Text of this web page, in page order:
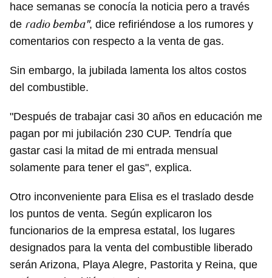
hace semanas se conocía la noticia pero a través
de radio bemba", dice refiriéndose a los rumores y
comentarios con respecto a la venta de gas.
Sin embargo, la jubilada lamenta los altos costos
del combustible.
"Después de trabajar casi 30 años en educación me
pagan por mi jubilación 230 CUP. Tendría que
gastar casi la mitad de mi entrada mensual
solamente para tener el gas", explica.
Otro inconveniente para Elisa es el traslado desde
los puntos de venta. Según explicaron los
funcionarios de la empresa estatal, los lugares
designados para la venta del combustible liberado
serán Arizona, Playa Alegre, Pastorita y Reina, que